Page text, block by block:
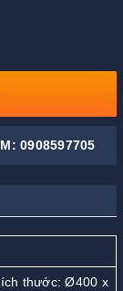
0908597705
thước: Ø400 x